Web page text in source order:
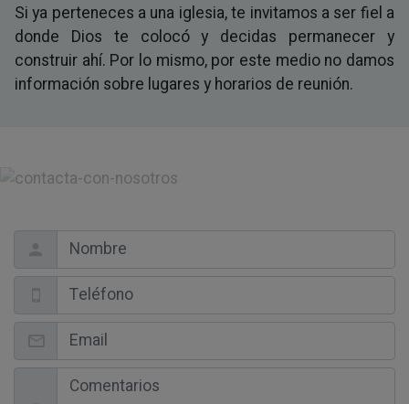
Si ya perteneces a una iglesia, te invitamos a ser fiel a
donde Dios te colocó y decidas permanecer y
construir ahí. Por lo mismo, por este medio no damos
información sobre lugares y horarios de reunión.